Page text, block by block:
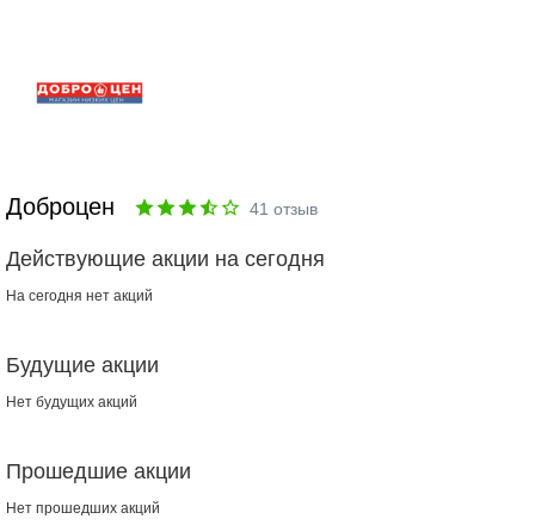
Доброцен 41 отзыв
Действующие акции на сегодня
На сегодня нет акций
Будущие акции
Нет будущих акций
Прошедшие акции
Нет прошедших акций